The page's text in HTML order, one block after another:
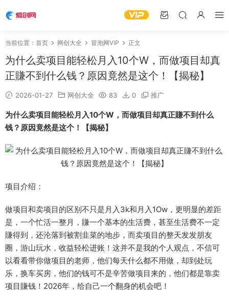
当前位置： 首页 网创大全 冒泡网VIP 正文
为什么卖项目能轻松月入10个W，而做项目却真
正賺不到什么钱？原因竟然是这个！【揭秘】
2026-01-27 网创大全 83 0 推广
为什么卖项目能轻松月入10个W，而做项目却真正賺不到什么
钱？原因竟然是这个！【揭秘】
项目介绍：
做项目和卖项目的区别不只是月入3k和月入1Ow，更明显的差距
是，一个忙活一整月，賺一个基本的生活费，甚至生活费不一定
賺得到，还沦落到被割韭菜的地步，而卖项目的整天发发朋友
圈，游山玩水，收益轻松进账！这并不是我的个人观点，不信可
以看看带你做项目的老师，他们每天什么都不用做，却到处玩
乐，换车买房，他们的钱可不是辛苦做项目来的，他们都是靠卖
项目賺钱！2026年，给自己一个翻身的机会吧！